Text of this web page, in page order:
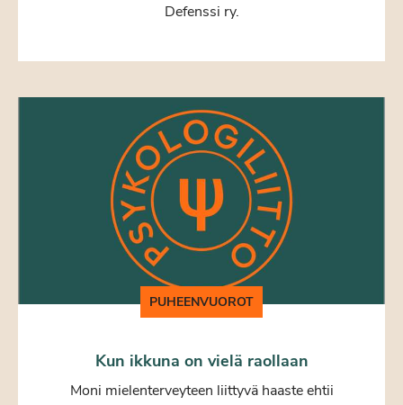
Defenssi ry.
PUHEENVUOROT
Kun ikkuna on vielä raollaan
Moni mielenterveyteen liittyvä haaste ehtii